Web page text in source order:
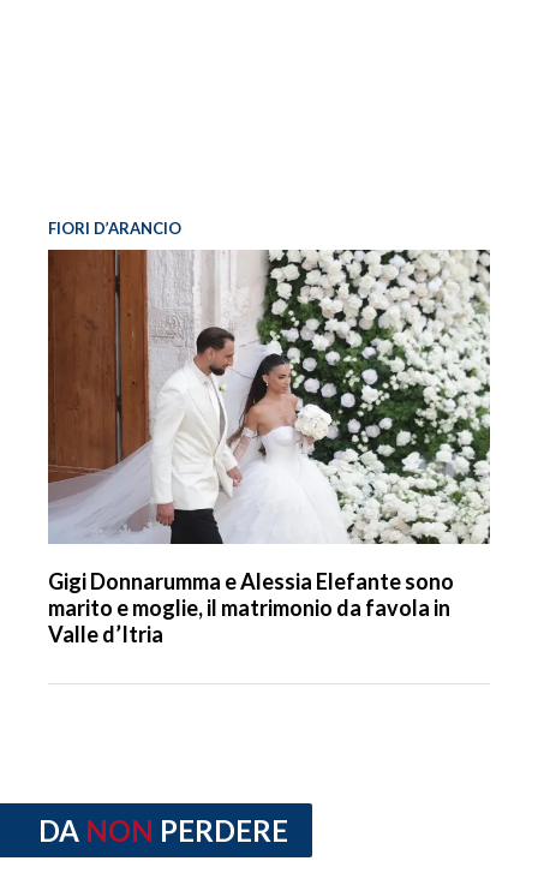
FIORI D’ARANCIO
Gigi Donnarumma e Alessia Elefante sono
marito e moglie, il matrimonio da favola in
Valle d’Itria
DA NON PERDERE